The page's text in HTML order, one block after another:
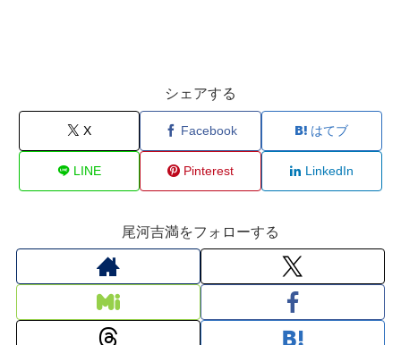
シェアする
X Facebook はてブ
LINE Pinterest LinkedIn
尾河吉満をフォローする